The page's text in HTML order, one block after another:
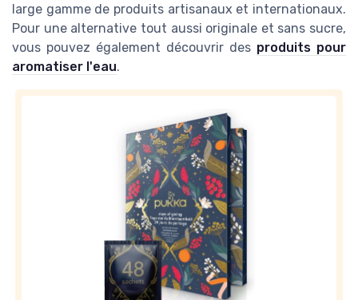
large gamme de produits artisanaux et internationaux.
Pour une alternative tout aussi originale et sans sucre,
vous pouvez également découvrir des produits pour
aromatiser l'eau.